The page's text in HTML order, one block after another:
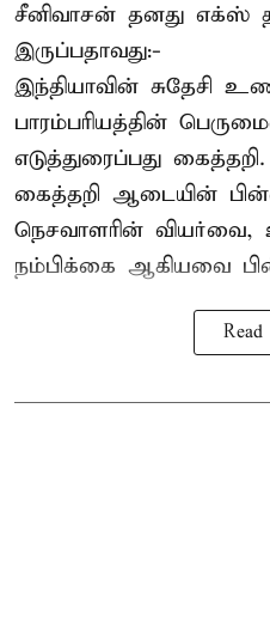
சீனிவாசன் தனது எக்ஸ்
இருப்பதாவது:-
இந்தியாவின் சுதேசி
பாரம்பரியத்தின்
எடுத்துரைப்பது
கைத்தறி ஆடையின்
நெசவாளரின் வியர்வை,
நம்பிக்கை ஆகியவை